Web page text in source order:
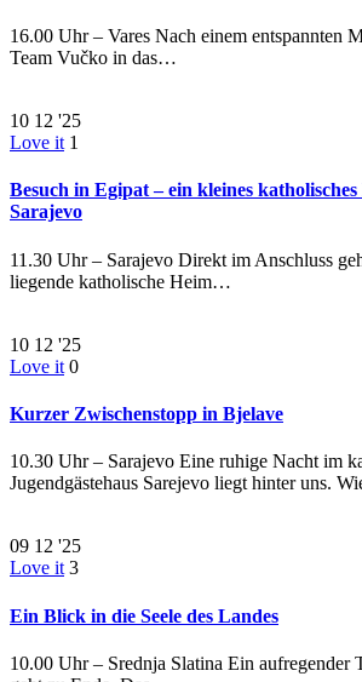
16.00 Uhr – Vares Nach einem entspannten
Team Vučko in das…
10 12 '25
Love it 1
Besuch in Egipat – ein kleines
Sarajevo
11.30 Uhr – Sarajevo Direkt im Anschluss
liegende katholische Heim…
10 12 '25
Love it 0
Kurzer Zwischenstopp in Bjelave
10.30 Uhr – Sarajevo Eine ruhige Nacht im
Jugendgästehaus Sarejevo liegt hinter uns.
09 12 '25
Love it 3
Ein Blick in die Seele des Landes
10.00 Uhr – Srednja Slatina Ein aufregender